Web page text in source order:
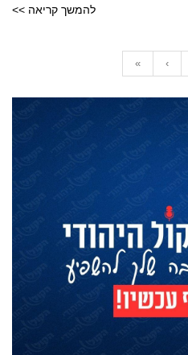
להמשך קריאה >>
‹
«